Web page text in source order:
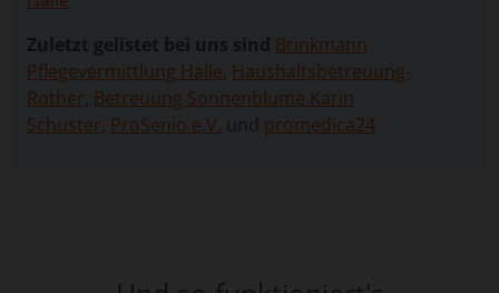
Zuletzt gelistet bei uns sind Brinkmann
Pflegevermittlung Halle Haushaltsbetreuung-
Rother Betreuung Sonnenblume Karin
Schuster ProSenio e.V. und promedica24